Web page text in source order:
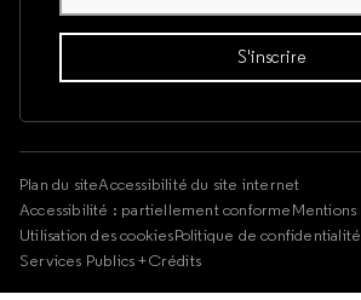
Plan du siteAccessibilité du site internet
Accessibilité : partiellement conforme
Utilisation des cookiesPolitique de
Services Publics +Crédits